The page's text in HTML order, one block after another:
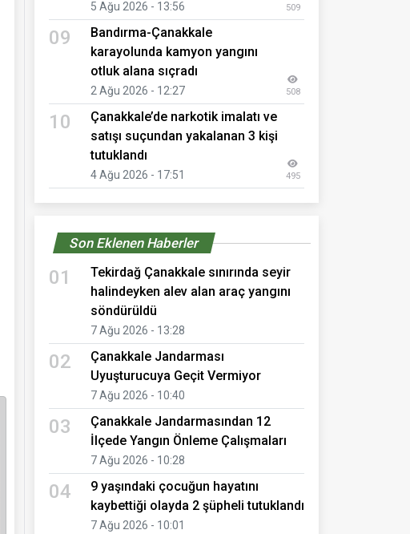
5 Ağu 2026 - 13:56 509
09
Bandırma-Çanakkale
karayolunda kamyon yangını
otluk alana sıçradı
2 Ağu 2026 - 12:27 508
10
Çanakkale’de narkotik imalatı ve
satışı suçundan yakalanan 3 kişi
tutuklandı
4 Ağu 2026 - 17:51 495
Son Eklenen Haberler
01
Tekirdağ Çanakkale sınırında seyir
halindeyken alev alan araç yangını
söndürüldü
7 Ağu 2026 - 13:28
02
Çanakkale Jandarması
Uyuşturucuya Geçit Vermiyor
7 Ağu 2026 - 10:40
03
Çanakkale Jandarmasından 12
İlçede Yangın Önleme Çalışmaları
7 Ağu 2026 - 10:28
04
9 yaşındaki çocuğun hayatını
kaybettiği olayda 2 şüpheli tutuklandı
7 Ağu 2026 - 10:01